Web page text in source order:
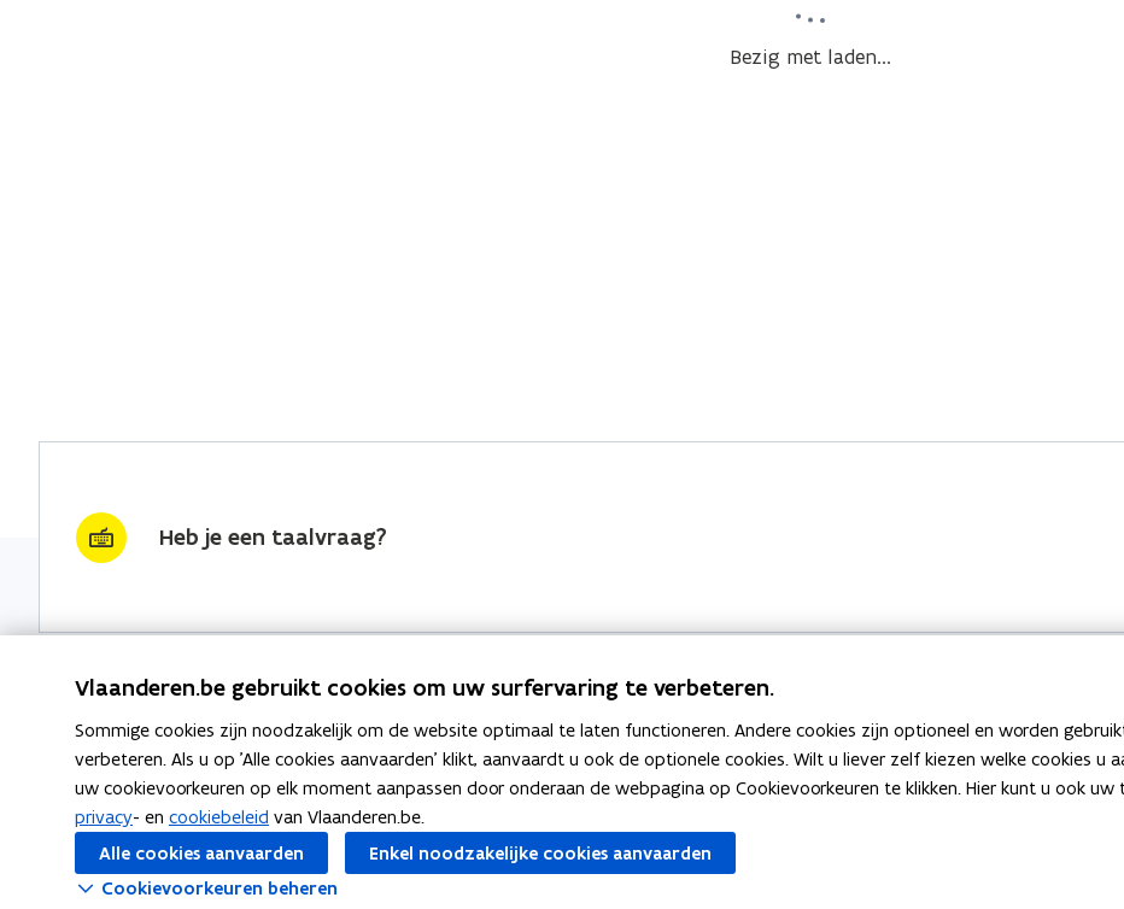
Bezig met laden...
Heb je een taalvraag?
Nieuwsbrief krijgen?
vraag & woord van de week
wekelijks in je mailbox
Schrijf je in
Thema's
Spellingregels
Bekijk ook
Vlaanderen.be gebruikt cookies om uw surfervaring te verbeteren.
Sommige cookies zijn noodzakelijk om de website optimaal te laten functioneren. Andere cookies zijn optioneel en worden
verbeteren. Als u op 'Alle cookies aanvaarden' klikt, aanvaardt u ook de optionele cookies. Wilt u liever zelf kiezen welke cookies u
uw cookievoorkeuren op elk moment aanpassen door onderaan de webpagina op Cookievoorkeuren te klikken. Hier kunt u ook
privacy- en cookiebeleid van Vlaanderen.be.
Alle cookies aanvaarden
Enkel noodzakelijke cookies aanvaarden
Cookievoorkeuren beheren